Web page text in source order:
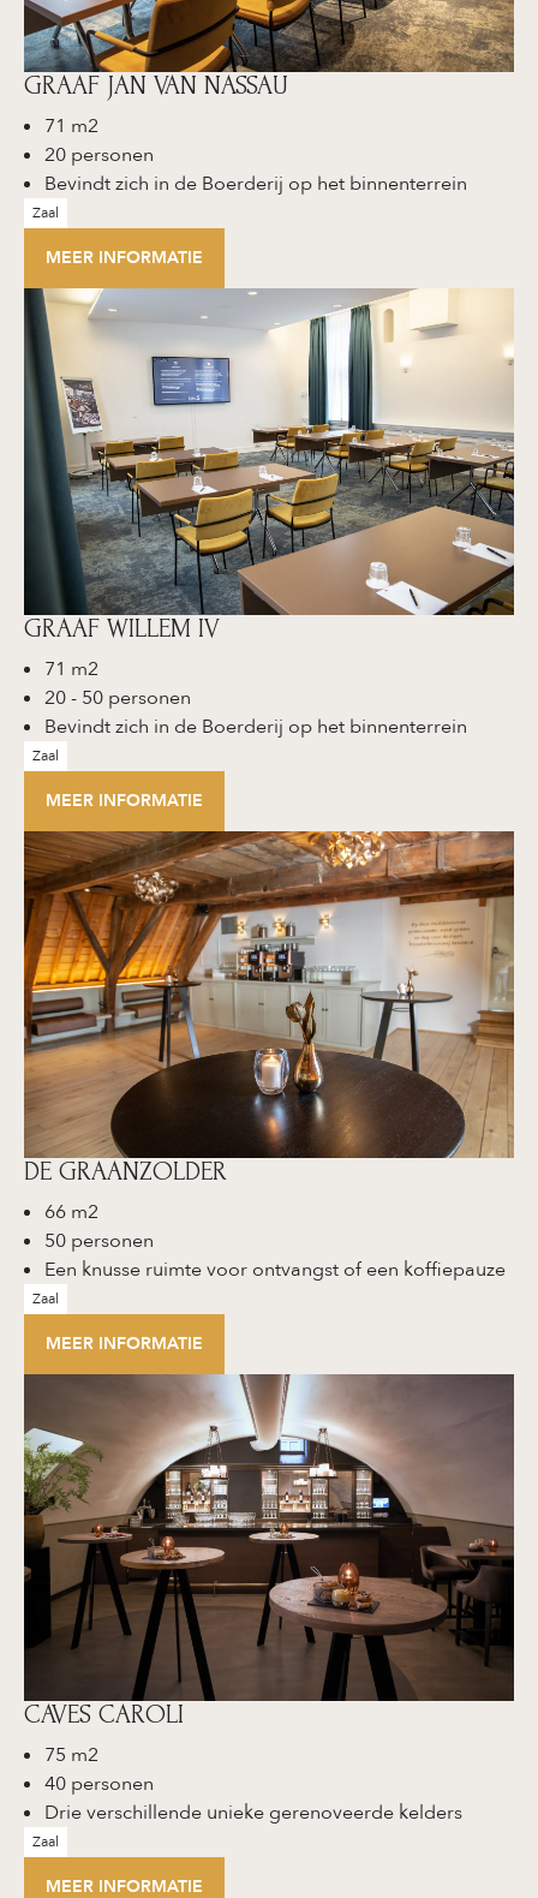
GRAAF JAN VAN NASSAU
71 m2
20 personen
Bevindt zich in de Boerderij op het binnenterrein
Zaal
MEER INFORMATIE
GRAAF WILLEM IV
71 m2
20 - 50 personen
Bevindt zich in de Boerderij op het binnenterrein
Zaal
MEER INFORMATIE
DE GRAANZOLDER
66 m2
50 personen
Een knusse ruimte voor ontvangst of een koffiepauze
Zaal
MEER INFORMATIE
CAVES CAROLI
75 m2
40 personen
Drie verschillende unieke gerenoveerde kelders
Zaal
MEER INFORMATIE